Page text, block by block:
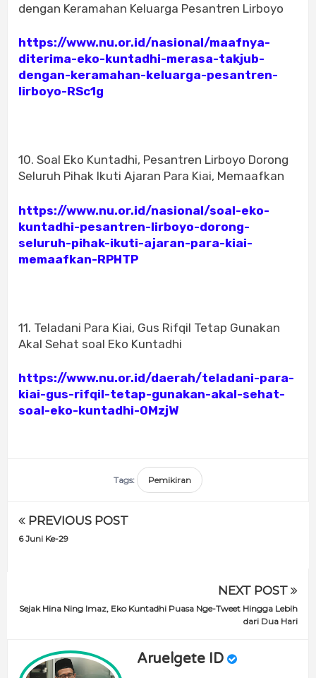
dengan Keramahan Keluarga Pesantren Lirboyo
https://www.nu.or.id/nasional/maafnya-
diterima-eko-kuntadhi-merasa-takjub-
dengan-keramahan-keluarga-pesantren-
lirboyo-RSc1g
10. Soal Eko Kuntadhi, Pesantren Lirboyo Dorong
Seluruh Pihak Ikuti Ajaran Para Kiai, Memaafkan
https://www.nu.or.id/nasional/soal-eko-
kuntadhi-pesantren-lirboyo-dorong-
seluruh-pihak-ikuti-ajaran-para-kiai-
memaafkan-RPHTP
11. Teladani Para Kiai, Gus Rifqil Tetap Gunakan
Akal Sehat soal Eko Kuntadhi
https://www.nu.or.id/daerah/teladani-para-
kiai-gus-rifqil-tetap-gunakan-akal-sehat-
soal-eko-kuntadhi-0MzjW
Tags: Pemikiran
PREVIOUS POST
6 Juni Ke-29
NEXT POST
Sejak Hina Ning Imaz, Eko Kuntadhi Puasa Nge-Tweet Hingga Lebih
dari Dua Hari
Aruelgete ID